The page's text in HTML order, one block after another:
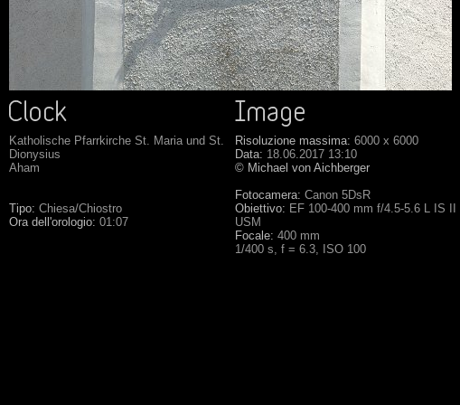
Katholische Pfarrkirche St. Maria und St.
Dionysius
Aham
Tipo: Chiesa/Chiostro
Ora dell'orologio: 01:07
Risoluzione massima: 6000 x 6000
Data: 18.06.2017 13:10
© Michael von Aichberger
Fotocamera: Canon 5DsR
Obiettivo: EF 100-400 mm f/4.5-5.6 L IS II
USM
Focale: 400 mm
1/400 s, f = 6.3, ISO 100